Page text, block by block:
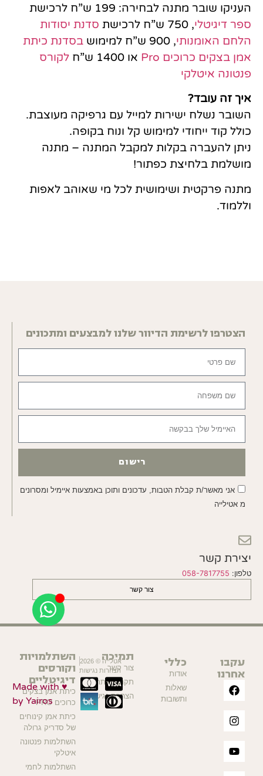
העניקו שובר מתנה לבחירה: 199 ש”ח לרכישת
ספר דיגיטלי, 750 ש”ח לרכישת
סדנת יסודות
הלחם האומנותי, 900 ש”ח למימוש
בסדנת כיתת
אמן בצקים כרוכים Pro
או 1400 ש”ח
לקורס
פנטונה איטלקי
איך זה עובד?
השובר נשלח ישירות למייל עם גרפיקה מעוצבת.
כולל קוד ייחודי למימוש קל ונוח בקופה.
ניתן להעברה בקלות למקבל המתנה – מתנה
מושלמת בלחיצת כפתור!
מתנה פרקטית ושימושית לכל מי שאוהב לאפות
וללמוד.
הצטרפו לרשימת הדיוור שלנו למבצעים ומתכונים
אני מאשר/ת קבלת הטבות, עדכונים ותוכן באמצעות איימיל ומסרונים
מ אטילייה
רישום
יצירת קשר
טלפון: 058-7817755
צור קשר
עקבו
אחרנו
כללי
אודות
שאלות
ותשובות
תמיכה
צור קשר
תקנון האתר
הצהרת נגישות
השתלמויות
וקורסים
דיגיטליים
כיתת אמן בצקים
כרוכים PRO
כיתת אמן קינוחים
של סדריק גרולה
השתלמות פנטונה
איטלקי
השתלמות לחמי
אטלייה © 2026
הצהרות נגישות
Made with ♥
by Yairos